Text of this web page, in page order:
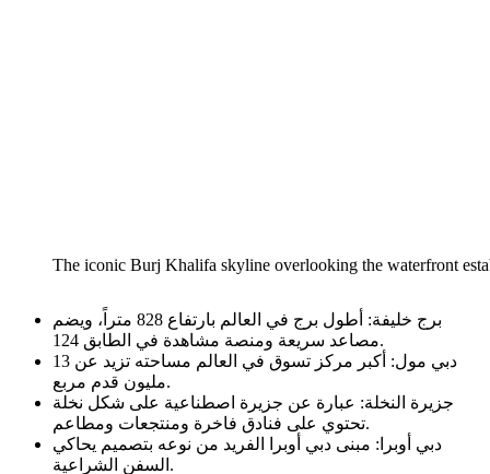
The iconic Burj Khalifa skyline overlooking the waterfront
برج خليفة: أطول برج في العالم بارتفاع 828 متراً، ويضم
مصاعد سريعة ومنصة مشاهدة في الطابق 124.
دبي مول: أكبر مركز تسوق في العالم مساحته تزيد عن 13
مليون قدم مربع.
جزيرة النخلة: عبارة عن جزيرة اصطناعية على شكل نخلة
تحتوي على فنادق فاخرة ومنتجعات ومطاعم.
دبي أوبرا: مبنى دبي أوبرا الفريد من نوعه بتصميم يحاكي
السفن الشراعية.